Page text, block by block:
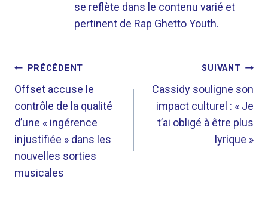
se reflète dans le contenu varié et
pertinent de Rap Ghetto Youth.
NAVIGATION
DE
L’ARTICLE
PRÉCÉDENT
Offset accuse le
contrôle de la qualité
d’une « ingérence
injustifiée » dans les
nouvelles sorties
musicales
SUIVANT
Cassidy souligne son
impact culturel : « Je
t’ai obligé à être plus
lyrique »